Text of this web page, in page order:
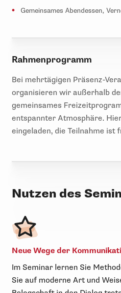
Gemeinsames Abendessen,
Rahmenprogramm
Bei mehrtägigen Präsenz-
organisieren wir außerhalb
gemeinsames
entspannter Atmosphäre.
eingeladen, die Teilnahme ist
Nutzen des
Neue Wege der
Im Seminar lernen Sie
Sie auf moderne Art und